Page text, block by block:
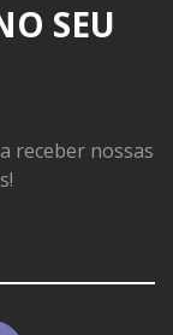
SEU
receber nossas